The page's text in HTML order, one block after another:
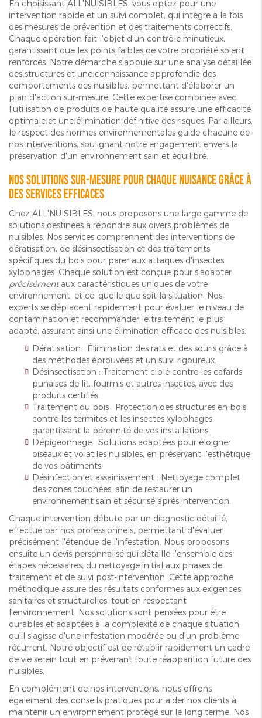
En choisissant ALL'NUISIBLES, vous optez pour une
intervention rapide et un suivi complet, qui intègre à la fois
des mesures de prévention et des traitements correctifs.
Chaque opération fait l'objet d'un contrôle minutieux,
garantissant que les points faibles de votre propriété soient
renforcés. Notre démarche s'appuie sur une analyse détaillée
des structures et une connaissance approfondie des
comportements des nuisibles, permettant d'élaborer un
plan d'action sur-mesure. Cette expertise combinée avec
l'utilisation de produits de haute qualité assure une efficacité
optimale et une élimination définitive des risques. Par ailleurs,
le respect des normes environnementales guide chacune de
nos interventions, soulignant notre engagement envers la
préservation d'un environnement sain et équilibré.
Nos solutions sur-mesure pour chaque nuisance grâce à
des services efficaces
Chez ALL'NUISIBLES, nous proposons une large gamme de
solutions destinées à répondre aux divers problèmes de
nuisibles. Nos services comprennent des interventions de
dératisation, de désinsectisation et des traitements
spécifiques du bois pour parer aux attaques d'insectes
xylophages. Chaque solution est conçue pour s'adapter
précisémentaux caractéristiques uniques de votre
environnement, et ce, quelle que soit la situation. Nos
experts se déplacent rapidement pour évaluer le niveau de
contamination et recommander le traitement le plus
adapté, assurant ainsi une élimination efficace des nuisibles.
Dératisation : Élimination des rats et des souris grâce à
des méthodes éprouvées et un suivi rigoureux.
Désinsectisation : Traitement ciblé contre les cafards,
punaises de lit, fourmis et autres insectes, avec des
produits certifiés.
Traitement du bois : Protection des structures en bois
contre les termites et les insectes xylophages,
garantissant la pérennité de vos installations.
Dépigeonnage : Solutions adaptées pour éloigner
oiseaux et volatiles nuisibles, en préservant l'esthétique
de vos bâtiments.
Désinfection et assainissement : Nettoyage complet
des zones touchées, afin de restaurer un
environnement sain et sécurisé après intervention.
Chaque intervention débute par un diagnostic détaillé,
effectué par nos professionnels, permettant d'évaluer
précisément l'étendue de l'infestation. Nous proposons
ensuite un devis personnalisé qui détaille l'ensemble des
étapes nécessaires, du nettoyage initial aux phases de
traitement et de suivi post-intervention. Cette approche
méthodique assure des résultats conformes aux exigences
sanitaires et structurelles, tout en respectant
l'environnement. Nos solutions sont pensées pour être
durables et adaptées à la complexité de chaque situation,
qu'il s'agisse d'une infestation modérée ou d'un problème
récurrent. Notre objectif est de rétablir rapidement un cadre
de vie serein tout en prévenant toute réapparition future des
nuisibles.
En complément de nos interventions, nous offrons
également des conseils pratiques pour aider nos clients à
maintenir un environnement protégé sur le long terme. Nos